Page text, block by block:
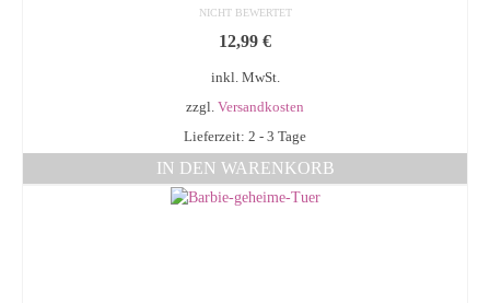
NICHT BEWERTET
12,99 €
inkl. MwSt.
zzgl. Versandkosten
Lieferzeit: 2 - 3 Tage
IN DEN WARENKORB